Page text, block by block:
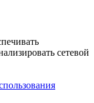
сетевой